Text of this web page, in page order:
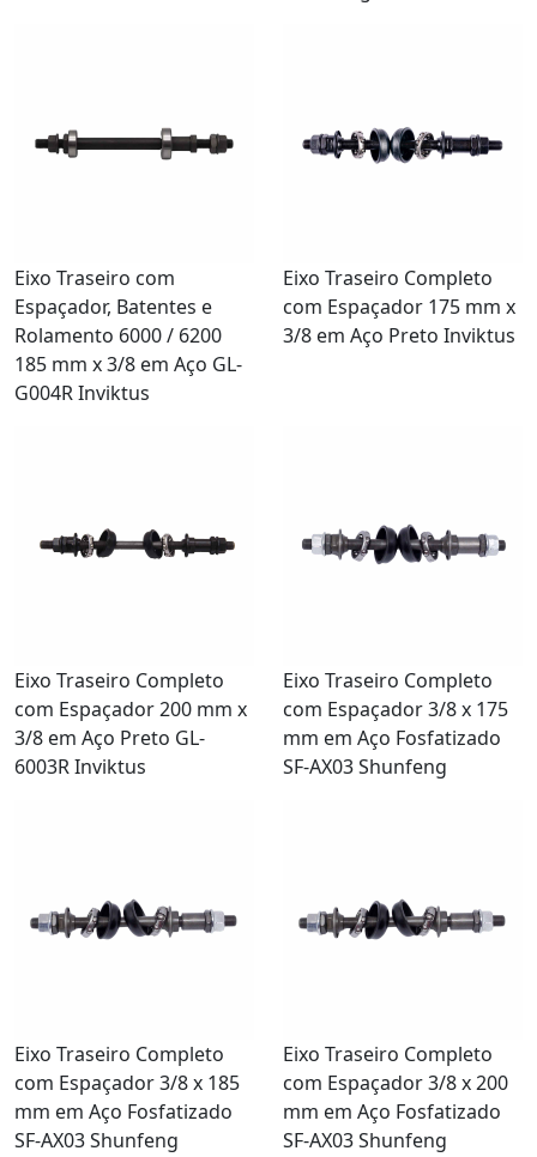
Eixo Traseiro com
Espaçador, Batentes e
Rolamento 6000 / 6200
185 mm x 3/8 em Aço GL-
G004R Inviktus
Eixo Traseiro Completo
com Espaçador 175 mm x
3/8 em Aço Preto Inviktus
Eixo Traseiro Completo
com Espaçador 200 mm x
3/8 em Aço Preto GL-
6003R Inviktus
Eixo Traseiro Completo
com Espaçador 3/8 x 175
mm em Aço Fosfatizado
SF-AX03 Shunfeng
Eixo Traseiro Completo
com Espaçador 3/8 x 185
mm em Aço Fosfatizado
SF-AX03 Shunfeng
Eixo Traseiro Completo
com Espaçador 3/8 x 200
mm em Aço Fosfatizado
SF-AX03 Shunfeng